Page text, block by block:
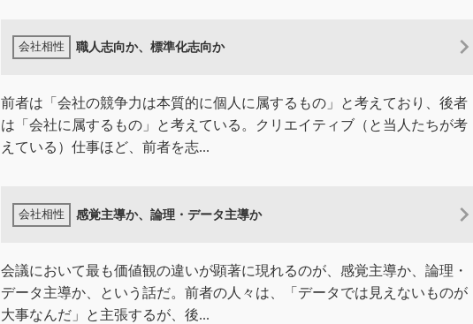
職人志向か、標準化志向か
前者は「会社の競争力は本質的に個人に属するもの」と考えており、後者
は「会社に属するもの」と考えている。クリエイティブ（と当人たちが考
えている）仕事ほど、前者を志...
感覚主導か、論理・データ主導か
会議において最も価値観の違いが顕著に現れるのが、感覚主導か、論理・
データ主導か、という話だ。前者の人々は、「データでは見えないものが
大事なんだ」と主張するが、後...